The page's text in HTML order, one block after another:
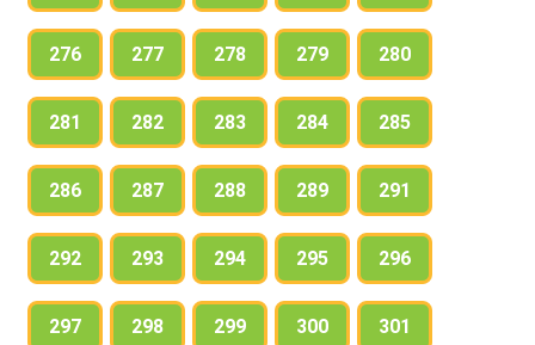
276 277 278 279 280
281 282 283 284 285
286 287 288 289 291
292 293 294 295 296
297 298 299 300 301